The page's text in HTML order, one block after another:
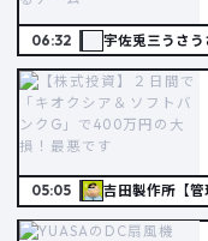
06:32 宇佐兎三うさう
05:05 吉田製作所【管